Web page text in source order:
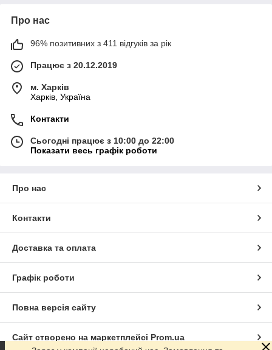
Про нас
96% позитивних з 411 відгуків за рік
Працює з 20.12.2019
м. Харків
Харків, Україна
Контакти
Сьогодні працює з 10:00 до 22:00
Показати весь графік роботи
Про нас
Контакти
Доставка та оплата
Графік роботи
Повна версія сайту
Сайт створено на маркетплейсі Prom.ua